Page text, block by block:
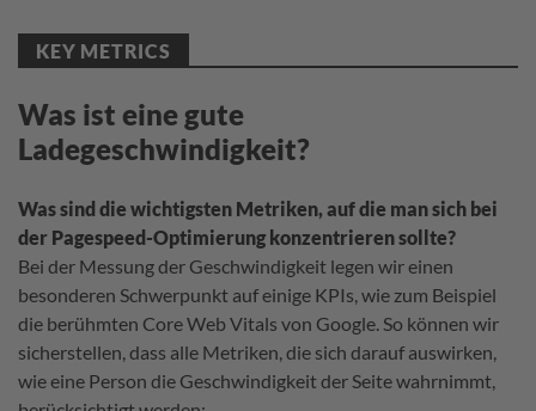
KEY METRICS
Was ist eine gute
Ladegeschwindigkeit?
Was sind die wichtigsten Metriken, auf die man sich bei
der Pagespeed-Optimierung konzentrieren sollte?
Bei der Messung der Geschwindigkeit legen wir einen
besonderen Schwerpunkt auf einige KPIs, wie zum Beispiel
die berühmten Core Web Vitals von Google. So können wir
sicherstellen, dass alle Metriken, die sich darauf auswirken,
wie eine Person die Geschwindigkeit der Seite wahrnimmt,